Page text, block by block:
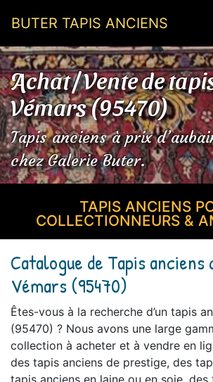
BUTER TAPIS ANCIENS
Achat / Vente de
Vémars (95470)
Tapis anciens à prix
chez Galerie Buter.
TAPIS ANCIENS
COLLECTIONNEURS &
Catalogue de Tapis
Vémars (95470)
Êtes-vous à la recherche d’un tapis
(95470) ? Nous avons une large
collection à acheter et à vendre en
des tapis anciens de prestige, des
tapis anciens en laine ou en soie, des